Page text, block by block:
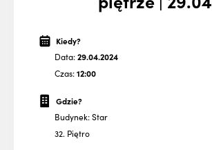
Kiedy?
Data:29.04.2024
Czas:12:00
Gdzie?
Budynek: Star
32. Piętro